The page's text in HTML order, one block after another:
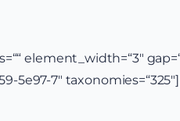
element_width=“3″
5e97-7″